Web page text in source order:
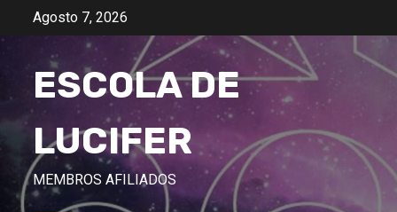
Avançar
conteúdo
Agosto 7, 2026
ESCOLA DE
LUCIFER
MEMBROS AFILIADOS